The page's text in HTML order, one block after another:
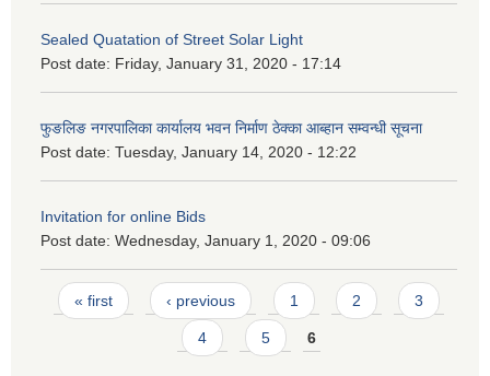
Sealed Quatation of Street Solar Light
Post date: Friday, January 31, 2020 - 17:14
फुङलिङ नगरपालिका कार्यालय भवन निर्माण ठेक्का आब्हान सम्वन्धी सूचना
Post date: Tuesday, January 14, 2020 - 12:22
Invitation for online Bids
Post date: Wednesday, January 1, 2020 - 09:06
Pages
« first ‹ previous 1 2 3
4 5 6